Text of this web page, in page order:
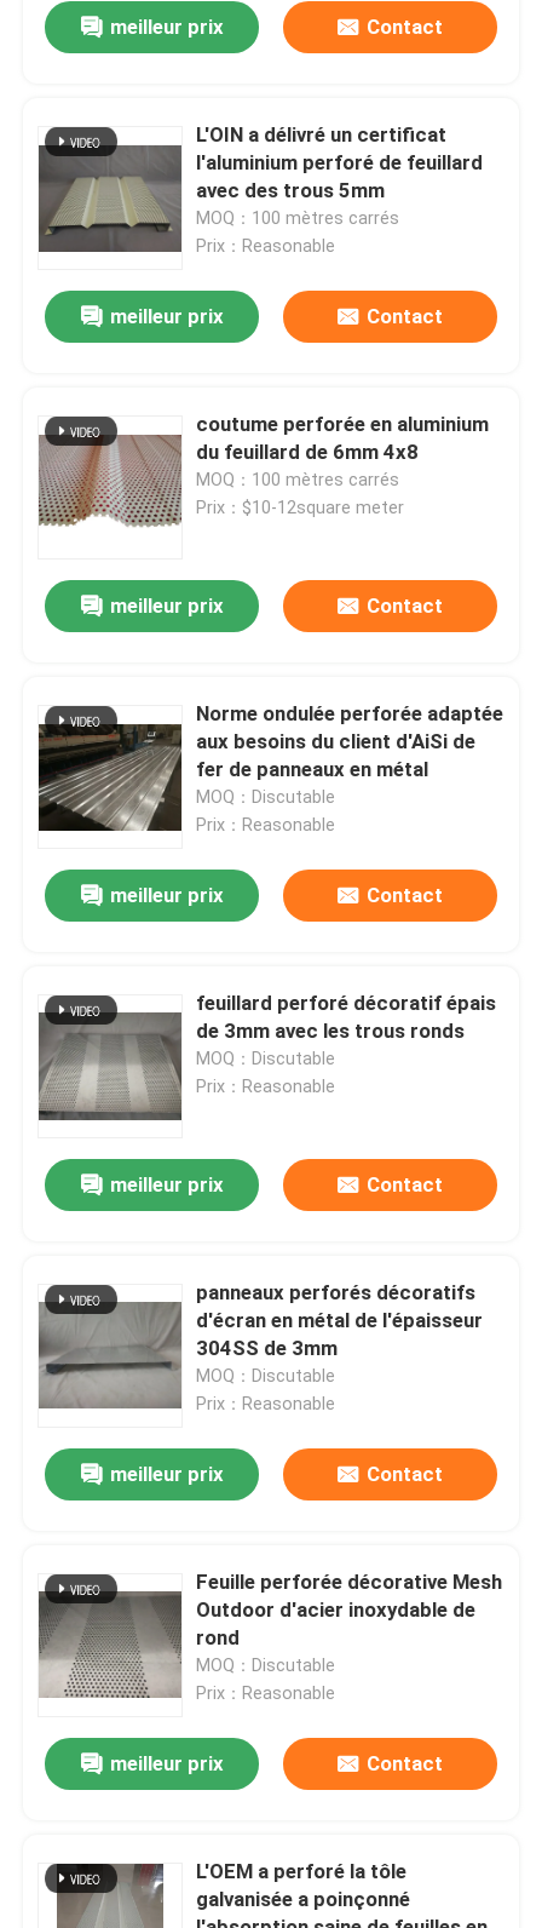
Produits
Au sujet de nous
Visite d'usine
Contactez-nous
Demandez une citation
Entrepôt en acier préfabriqué
Panneau "sandwich" de Rockwool
meilleur prix Contact
L'OIN a délivré un certificat
l'aluminium perforé de feuillard
avec des trous 5mm
MOQ：100 mètres carrés
Prix：Reasonable
meilleur prix Contact
coutume perforée en aluminium
du feuillard de 6mm 4x8
MOQ：100 mètres carrés
Prix：$10-12square meter
meilleur prix Contact
Norme ondulée perforée adaptée
aux besoins du client d'AiSi de
fer de panneaux en métal
MOQ：Discutable
Prix：Reasonable
meilleur prix Contact
feuillard perforé décoratif épais
de 3mm avec les trous ronds
MOQ：Discutable
Prix：Reasonable
meilleur prix Contact
panneaux perforés décoratifs
d'écran en métal de l'épaisseur
304SS de 3mm
MOQ：Discutable
Prix：Reasonable
meilleur prix Contact
Feuille perforée décorative Mesh
Outdoor d'acier inoxydable de
rond
MOQ：Discutable
Prix：Reasonable
meilleur prix Contact
L'OEM a perforé la tôle
galvanisée a poinçonné